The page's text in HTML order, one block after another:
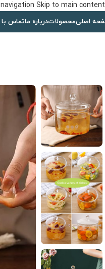
Skip to main content
اصلیمحصولاتدرباره ماتماس با